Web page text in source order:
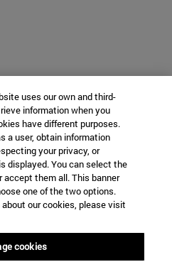
uses our own and third-
information when you
have different purposes.
a user, obtain information
your privacy, or
displayed. You can select the
them all. This banner
one of the two options.
our cookies, please visit
cookies